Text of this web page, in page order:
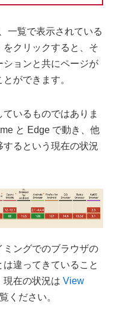
一覧で表示されている
をクリックすると、そ
ョンと共にページが
ができます。
いるものではありま
と Edge で動き、他
るという現在の状況
ミングでのブラウザの
違ってきていること
現在の状況は View
ください。